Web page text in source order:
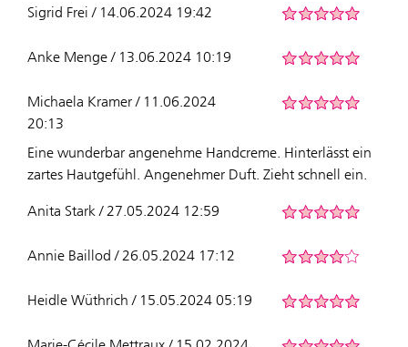
Sigrid Frei / 14.06.2024 19:42
Anke Menge / 13.06.2024 10:19
Michaela Kramer / 11.06.2024
20:13
Eine wunderbar angenehme Handcreme. Hinterlässt ein
zartes Hautgefühl. Angenehmer Duft. Zieht schnell ein.
Anita Stark / 27.05.2024 12:59
Annie Baillod / 26.05.2024 17:12
Heidle Wüthrich / 15.05.2024 05:19